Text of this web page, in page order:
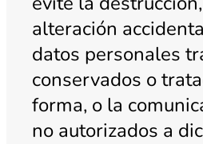
alteración
datos personales
conservados o
forma, o la
no autorizados a